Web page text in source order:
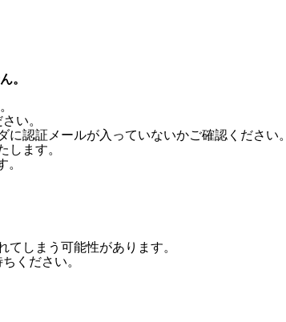
。
い。
認証メールが入っていないかご確認ください。
します。
。
しまう可能性があります。
ください。